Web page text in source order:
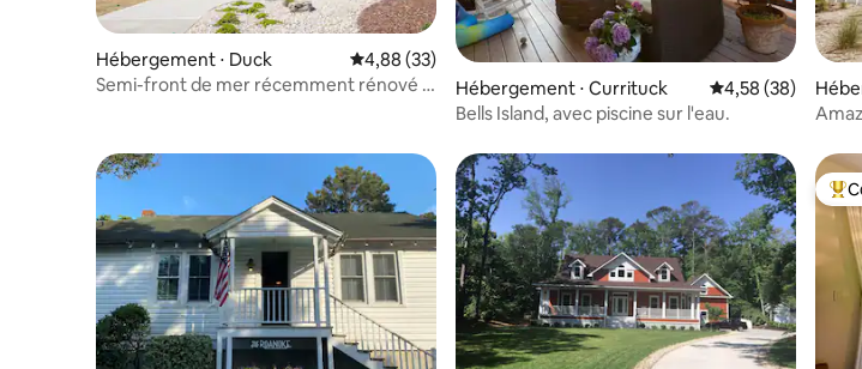
Hébergement ⋅ Duck Évaluation moyenne sur la base de 33 commentaires : 4,88
4,88 (33)
Semi-front de mer récemment rénové à
Hébergement ⋅ Currituck Évaluation
4,58 (38)
Bells Island, avec piscine sur l'eau.